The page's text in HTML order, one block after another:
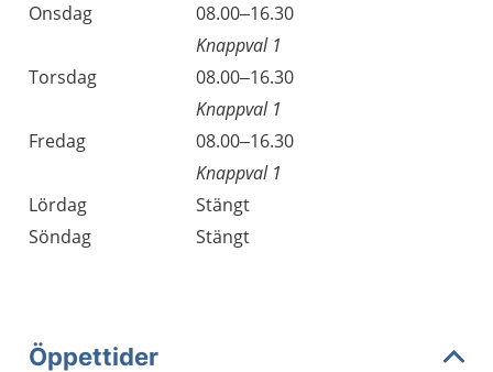
Onsdag
08.00–16.30
Knappval 1
Torsdag
08.00–16.30
Knappval 1
Fredag
08.00–16.30
Knappval 1
Lördag
Stängt
Söndag
Stängt
Öppettider